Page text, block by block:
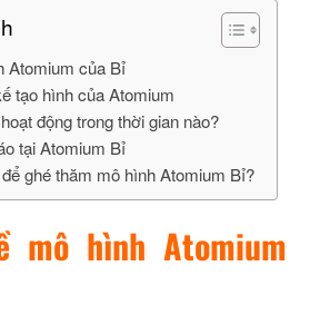
Atomium của Bỉ
tạo hình của Atomium
động trong thời gian nào?
tại Atomium Bỉ
ghé thăm mô hình Atomium Bỉ?
mô hình Atomium